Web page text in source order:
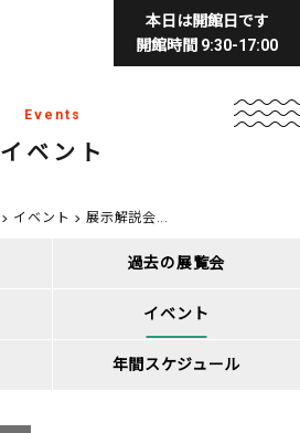
本日は開館日です
開館時間 9:30-17:00
Events
イベント
イベント 展示解説会...
過去の展覧会
イベント
年間スケジュール